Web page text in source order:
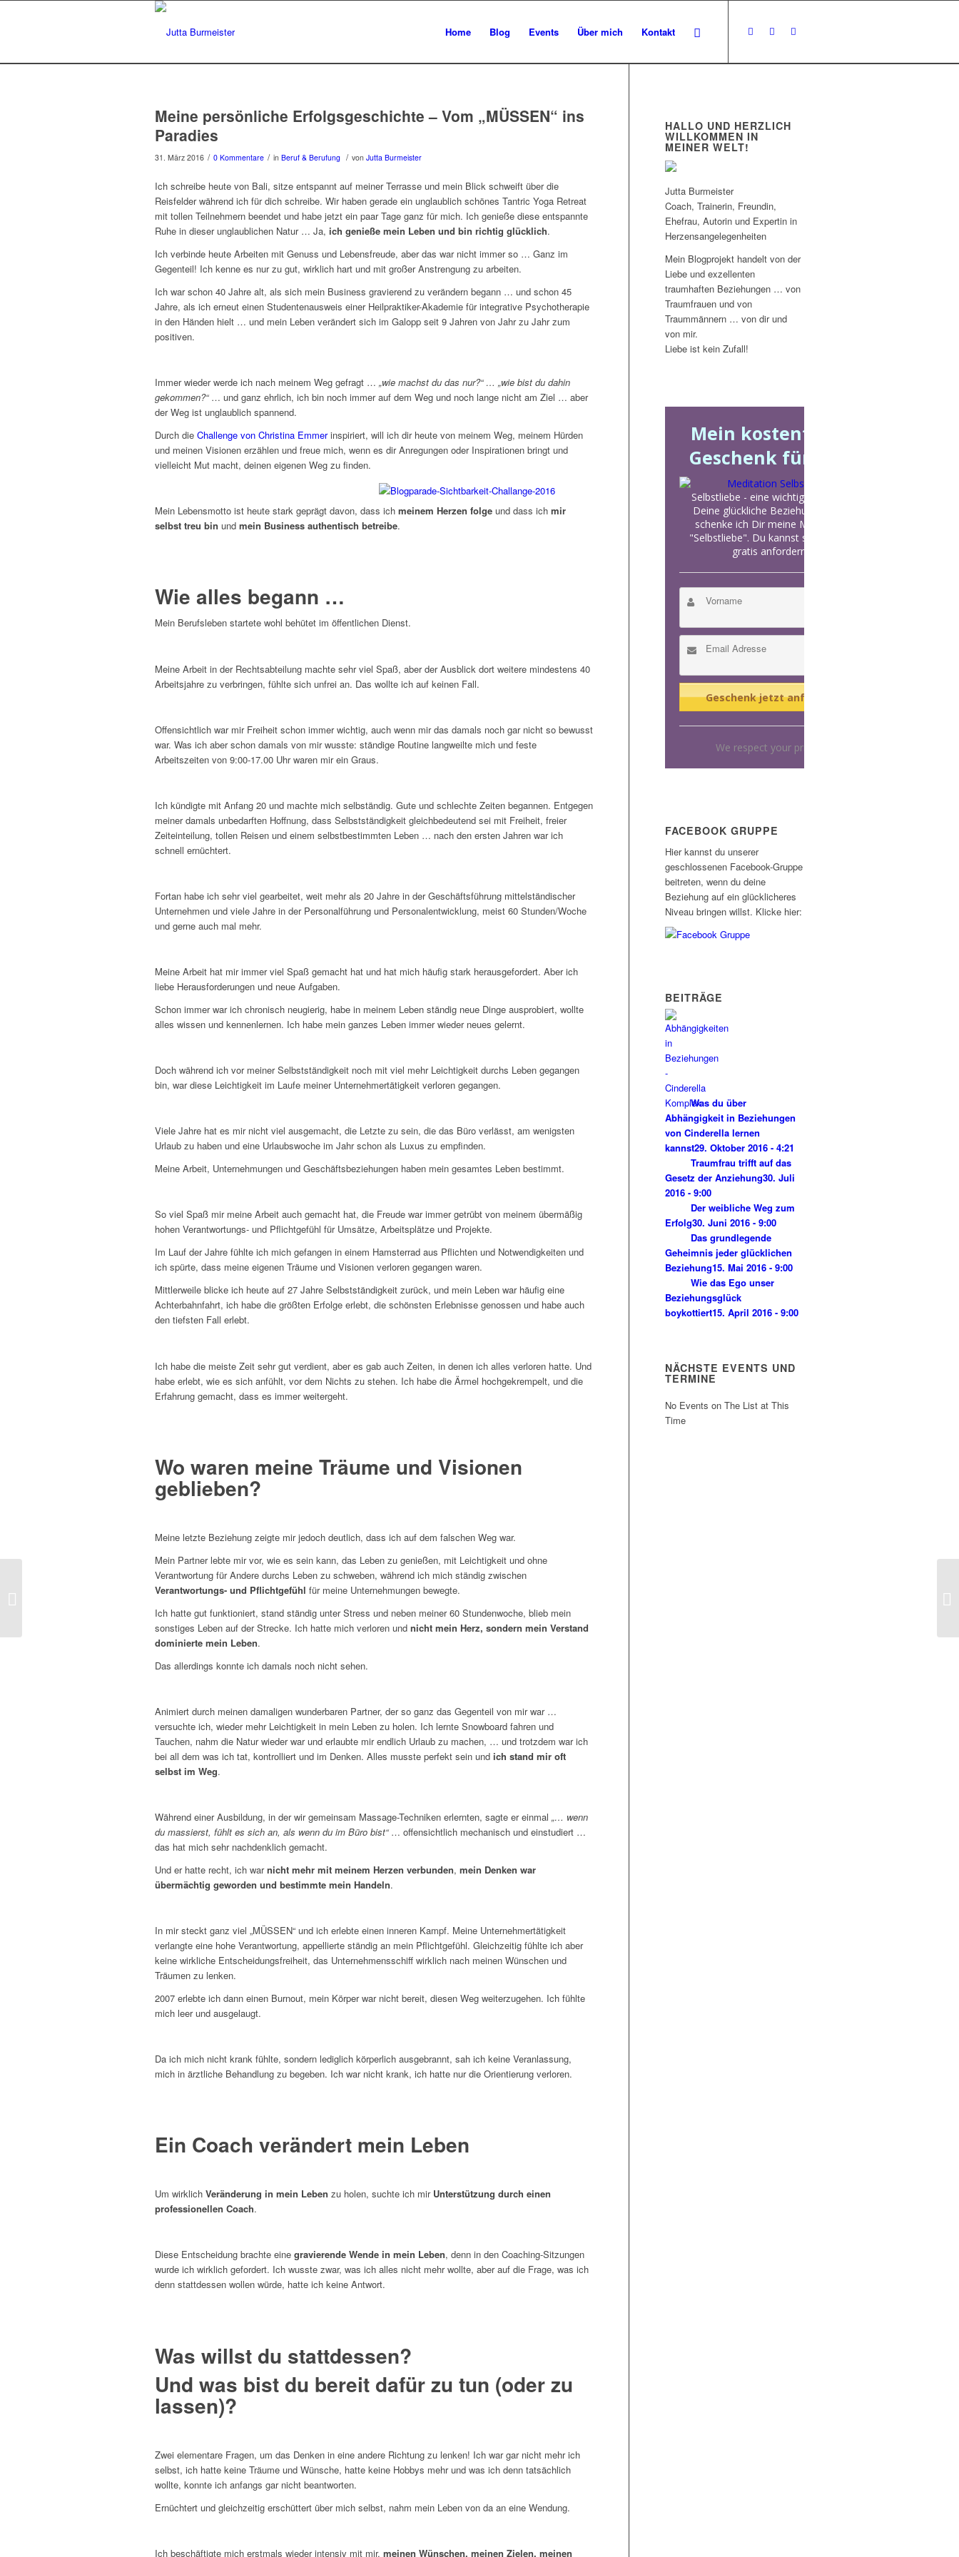
Home Blog Events Über mich Kontakt
Meine persönliche Erfolgsgeschichte – Vom „MÜSSEN“ ins
Paradies
31. März 2016 / 0 Kommentare / in Beruf & Berufung / von Jutta Burmeister
Ich schreibe heute von Bali, sitze entspannt auf meiner Terrasse und mein Blick schweift über die
Reisfelder während ich für dich schreibe. Wir haben gerade ein unglaublich schönes Tantric Yoga Retreat
mit tollen Teilnehmern beendet und habe jetzt ein paar Tage ganz für mich. Ich genieße diese entspannte
Ruhe in dieser unglaublichen Natur … Ja, ich genieße mein Leben und bin richtig glücklich.
Ich verbinde heute Arbeiten mit Genuss und Lebensfreude, aber das war nicht immer so … Ganz im
Gegenteil! Ich kenne es nur zu gut, wirklich hart und mit großer Anstrengung zu arbeiten.
Ich war schon 40 Jahre alt, als sich mein Business gravierend zu verändern begann … und schon 45
Jahre, als ich erneut einen Studentenausweis einer Heilpraktiker-Akademie für integrative Psychotherapie
in den Händen hielt … und mein Leben verändert sich im Galopp seit 9 Jahren von Jahr zu Jahr zum
positiven.
Immer wieder werde ich nach meinem Weg gefragt … „wie machst du das nur?“ … „wie bist du dahin
gekommen?“… und ganz ehrlich, ich bin noch immer auf dem Weg und noch lange nicht am Ziel … aber
der Weg ist unglaublich spannend.
Durch die Challenge von Christina Emmerinspiriert, will ich dir heute von meinem Weg, meinem Hürden
und meinen Visionen erzählen und freue mich, wenn es dir Anregungen oder Inspirationen bringt und
vielleicht Mut macht, deinen eigenen Weg zu finden.
Mein Lebensmotto ist heute stark geprägt davon, dass ich meinem Herzen folge und dass ich mir
selbst treu bin und mein Business authentisch betreibe.
Wie alles begann …
Mein Berufsleben startete wohl behütet im öffentlichen Dienst.
Meine Arbeit in der Rechtsabteilung machte sehr viel Spaß, aber der Ausblick dort weitere mindestens 40
Arbeitsjahre zu verbringen, fühlte sich unfrei an. Das wollte ich auf keinen Fall.
Offensichtlich war mir Freiheit schon immer wichtig, auch wenn mir das damals noch gar nicht so bewusst
war. Was ich aber schon damals von mir wusste: ständige Routine langweilte mich und feste
Arbeitszeiten von 9:00-17.00 Uhr waren mir ein Graus.
Ich kündigte mit Anfang 20 und machte mich selbständig. Gute und schlechte Zeiten begannen. Entgegen
meiner damals unbedarften Hoffnung, dass Selbstständigkeit gleichbedeutend sei mit Freiheit, freier
Zeiteinteilung, tollen Reisen und einem selbstbestimmten Leben … nach den ersten Jahren war ich
schnell ernüchtert.
Fortan habe ich sehr viel gearbeitet, weit mehr als 20 Jahre in der Geschäftsführung mittelständischer
Unternehmen und viele Jahre in der Personalführung und Personalentwicklung, meist 60 Stunden/Woche
und gerne auch mal mehr.
Meine Arbeit hat mir immer viel Spaß gemacht hat und hat mich häufig stark herausgefordert. Aber ich
liebe Herausforderungen und neue Aufgaben.
Schon immer war ich chronisch neugierig, habe in meinem Leben ständig neue Dinge ausprobiert, wollte
alles wissen und kennenlernen. Ich habe mein ganzes Leben immer wieder neues gelernt.
Doch während ich vor meiner Selbstständigkeit noch mit viel mehr Leichtigkeit durchs Leben gegangen
bin, war diese Leichtigkeit im Laufe meiner Unternehmertätigkeit verloren gegangen.
Viele Jahre hat es mir nicht viel ausgemacht, die Letzte zu sein, die das Büro verlässt, am wenigsten
Urlaub zu haben und eine Urlaubswoche im Jahr schon als Luxus zu empfinden.
Meine Arbeit, Unternehmungen und Geschäftsbeziehungen haben mein gesamtes Leben bestimmt.
So viel Spaß mir meine Arbeit auch gemacht hat, die Freude war immer getrübt von meinem übermäßig
hohen Verantwortungs- und Pflichtgefühl für Umsätze, Arbeitsplätze und Projekte.
Im Lauf der Jahre fühlte ich mich gefangen in einem Hamsterrad aus Pflichten und Notwendigkeiten und
ich spürte, dass meine eigenen Träume und Visionen verloren gegangen waren.
Mittlerweile blicke ich heute auf 27 Jahre Selbstständigkeit zurück, und mein Leben war häufig eine
Achterbahnfahrt, ich habe die größten Erfolge erlebt, die schönsten Erlebnisse genossen und habe auch
den tiefsten Fall erlebt.
Ich habe die meiste Zeit sehr gut verdient, aber es gab auch Zeiten, in denen ich alles verloren hatte. Und
habe erlebt, wie es sich anfühlt, vor dem Nichts zu stehen. Ich habe die Ärmel hochgekrempelt, und die
Erfahrung gemacht, dass es immer weitergeht.
Wo waren meine Träume und Visionen
geblieben?
Meine letzte Beziehung zeigte mir jedoch deutlich, dass ich auf dem falschen Weg war.
Mein Partner lebte mir vor, wie es sein kann, das Leben zu genießen, mit Leichtigkeit und ohne
Verantwortung für Andere durchs Leben zu schweben, während ich mich ständig zwischen
Verantwortungs- und Pflichtgefühl für meine Unternehmungen bewegte.
Ich hatte gut funktioniert, stand ständig unter Stress und neben meiner 60 Stundenwoche, blieb mein
sonstiges Leben auf der Strecke. Ich hatte mich verloren und nicht mein Herz, sondern mein Verstand
dominierte mein Leben.
Das allerdings konnte ich damals noch nicht sehen.
Animiert durch meinen damaligen wunderbaren Partner, der so ganz das Gegenteil von mir war …
versuchte ich, wieder mehr Leichtigkeit in mein Leben zu holen. Ich lernte Snowboard fahren und
Tauchen, nahm die Natur wieder war und erlaubte mir endlich Urlaub zu machen, … und trotzdem war ich
bei all dem was ich tat, kontrolliert und im Denken. Alles musste perfekt sein und ich stand mir oft
selbst im Weg.
Während einer Ausbildung, in der wir gemeinsam Massage-Techniken erlernten, sagte er einmal „… wenn
du massierst, fühlt es sich an, als wenn du im Büro bist“… offensichtlich mechanisch und einstudiert …
das hat mich sehr nachdenklich gemacht.
Und er hatte recht, ich warnicht mehr mit meinem Herzen verbunden, mein Denken war
übermächtig geworden und bestimmte mein Handeln.
In mir steckt ganz viel „MÜSSEN“ und ich erlebte einen inneren Kampf. Meine Unternehmertätigkeit
verlangte eine hohe Verantwortung, appellierte ständig an mein Pflichtgefühl. Gleichzeitig fühlte ich aber
keine wirkliche Entscheidungsfreiheit, das Unternehmensschiff wirklich nach meinen Wünschen und
Träumen zu lenken.
2007 erlebte ich dann einen Burnout, mein Körper war nicht bereit, diesen Weg weiterzugehen. Ich fühlte
mich leer und ausgelaugt.
Da ich mich nicht krank fühlte, sondern lediglich körperlich ausgebrannt, sah ich keine Veranlassung,
mich in ärztliche Behandlung zu begeben. Ich war nicht krank, ich hatte nur die Orientierung verloren.
Ein Coach verändert mein Leben
Um wirklich Veränderung in mein Leben zu holen, suchte ich mir Unterstützung durch einen
professionellen Coach.
Diese Entscheidung brachte eine gravierende Wende in mein Leben, denn in den Coaching-Sitzungen
wurde ich wirklich gefordert. Ich wusste zwar, was ich alles nicht mehr wollte, aber auf die Frage, was ich
denn stattdessen wollen würde, hatte ich keine Antwort.
Was willst du stattdessen?
Und was bist du bereit dafür zu tun (oder zu
lassen)?
Zwei elementare Fragen, um das Denken in eine andere Richtung zu lenken! Ich war gar nicht mehr ich
selbst, ich hatte keine Träume und Wünsche, hatte keine Hobbys mehr und was ich denn tatsächlich
wollte, konnte ich anfangs gar nicht beantworten.
Ernüchtert und gleichzeitig erschüttert über mich selbst, nahm mein Leben von da an eine Wendung.
Ich beschäftigte mich erstmals wieder intensiv mit mir, meinen Wünschen, meinen Zielen, meinen
HALLO UND HERZLICH
WILLKOMMEN IN
MEINER WELT!
Jutta Burmeister
Coach, Trainerin, Freundin,
Ehefrau, Autorin und Expertin in
Herzensangelegenheiten
Mein Blogprojekt handelt von der
Liebe und exzellenten
traumhaften Beziehungen … von
Traumfrauen und von
Traummännern … von dir und
von mir.
Liebe ist kein Zufall!
Mein kostenfreies
Geschenk für Dich
Selbstliebe - eine wichtige Zutat für
Deine glückliche Beziehung. Heute
schenke ich Dir meine Meditation
"Selbstliebe". Du kannst sie Dir jetzt
gratis anfordern
We respect your privacy.
FACEBOOK GRUPPE
Hier kannst du unserer
geschlossenen Facebook-Gruppe
beitreten, wenn du deine
Beziehung auf ein glücklicheres
Niveau bringen willst. Klicke hier:
BEITRÄGE
Was du über
Abhängigkeit in Beziehungen
von Cinderella lernen
kannst29. Oktober 2016 - 4:21
Traumfrau trifft auf das
Gesetz der Anziehung30. Juli
2016 - 9:00
Der weibliche Weg zum
Erfolg30. Juni 2016 - 9:00
Das grundlegende
Geheimnis jeder glücklichen
Beziehung15. Mai 2016 - 9:00
Wie das Ego unser
Beziehungsglück
boykottiert15. April 2016 - 9:00
NÄCHSTE EVENTS UND
TERMINE
No Events on The List at This
Time